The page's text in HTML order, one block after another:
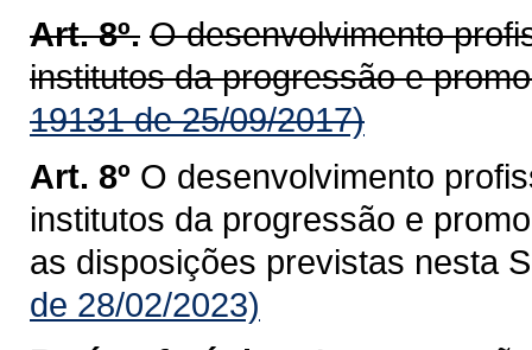
Art. 8º. O desenvolvimento
institutos da progressão e
19131 de 25/09/2017)
Art. 8º O desenvolvimento
institutos da progressão e
as disposições previstas nesta
de 28/02/2023)